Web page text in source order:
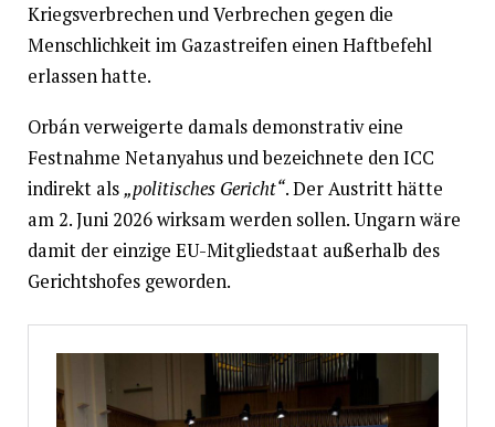
Kriegsverbrechen und Verbrechen gegen die
Menschlichkeit im Gazastreifen einen Haftbefehl
erlassen hatte.
Orbán verweigerte damals demonstrativ eine
Festnahme Netanyahus und bezeichnete den ICC
indirekt als„politisches Gericht“. Der Austritt hätte
am 2. Juni 2026 wirksam werden sollen. Ungarn wäre
damit der einzige EU-Mitgliedstaat außerhalb des
Gerichtshofes geworden.